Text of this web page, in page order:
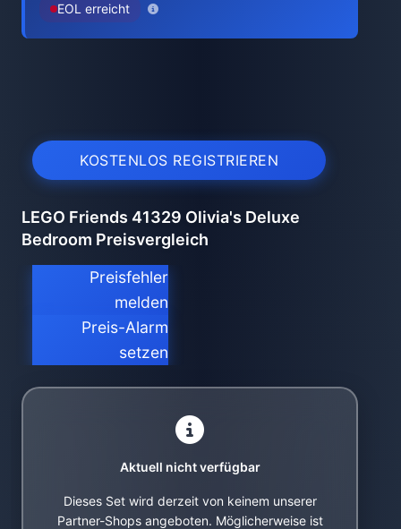
EOL erreicht
KOSTENLOS REGISTRIEREN
LEGO Friends 41329 Olivia's Deluxe
Bedroom Preisvergleich
Preisfehler
melden
Preis-Alarm
setzen
Aktuell nicht verfügbar
Dieses Set wird derzeit von keinem unserer
Partner-Shops angeboten. Möglicherweise ist